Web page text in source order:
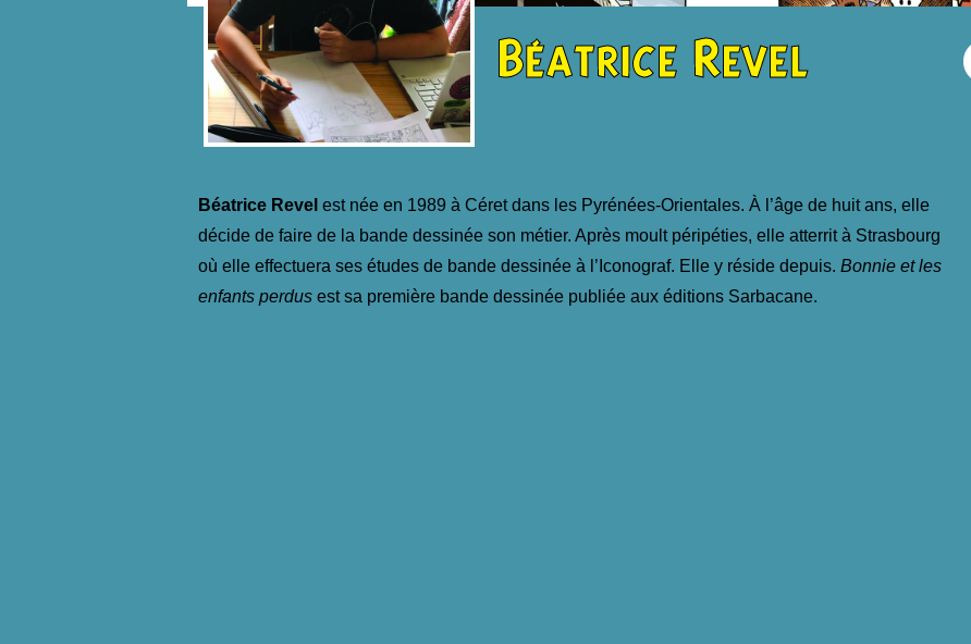
Béatrice Revel
Béatrice Revel est née en 1989 à Céret dans les Pyrénées-Orientales. À l’âge de huit ans, elle
décide de faire de la bande dessinée son métier. Après moult péripéties, elle atterrit à Strasbourg
où elle effectuera ses études de bande dessinée à l’Iconograf. Elle y réside depuis. Bonnie et les
enfants perdus est sa première bande dessinée publiée aux éditions Sarbacane.